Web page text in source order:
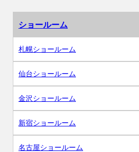
ショールーム
札幌ショールーム
仙台ショールーム
金沢ショールーム
新宿ショールーム
名古屋ショールーム